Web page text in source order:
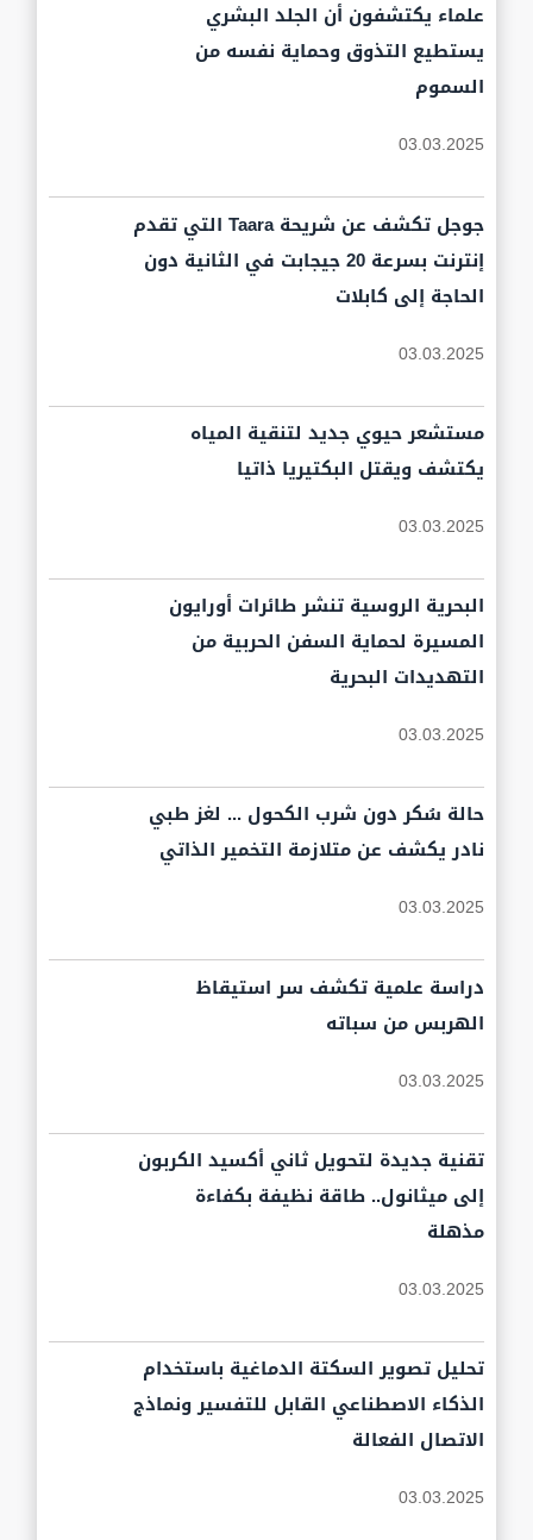
علماء يكتشفون أن الجلد البشري
يستطيع التذوق وحماية نفسه من
السموم
03.03.2025
جوجل تكشف عن شريحة Taara التي تقدم
إنترنت بسرعة 20 جيجابت في الثانية دون
الحاجة إلى كابلات
03.03.2025
مستشعر حيوي جديد لتنقية المياه
يكتشف ويقتل البكتيريا ذاتيا
03.03.2025
البحرية الروسية تنشر طائرات أورايون
المسيرة لحماية السفن الحربية من
التهديدات البحرية
03.03.2025
حالة سُكر دون شرب الكحول ... لغز طبي
نادر يكشف عن متلازمة التخمير الذاتي
03.03.2025
دراسة علمية تكشف سر استيقاظ
الهربس من سباته
03.03.2025
تقنية جديدة لتحويل ثاني أكسيد الكربون
إلى ميثانول.. طاقة نظيفة بكفاءة
مذهلة
03.03.2025
تحليل تصوير السكتة الدماغية باستخدام
الذكاء الاصطناعي القابل للتفسير ونماذج
الاتصال الفعالة
03.03.2025